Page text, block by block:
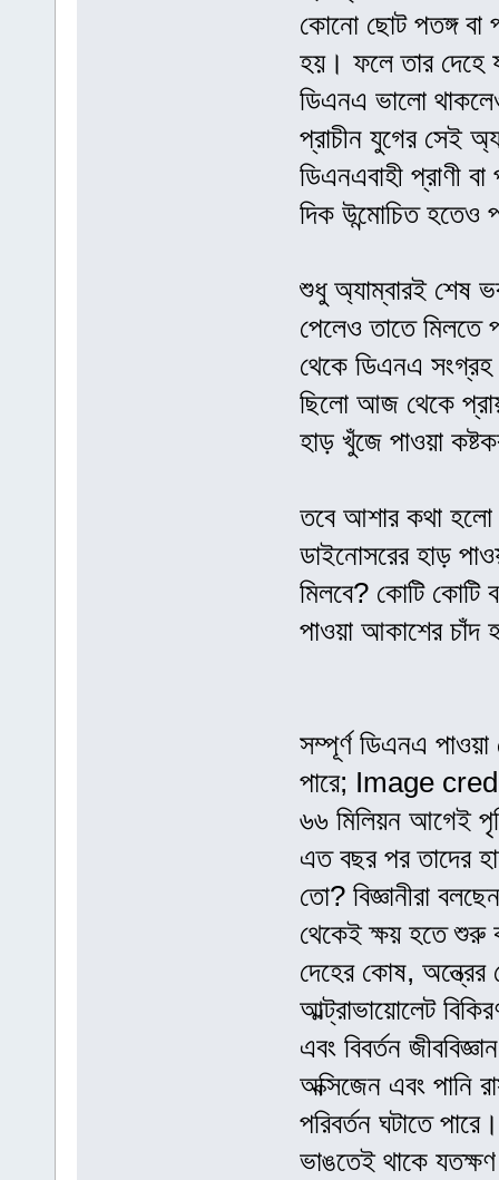
কোনো ছোট পতঙ্গ বা
হয়। ফলে তার দেহে
ডিএনএ ভালো
প্রাচীন যুগের সেই
ডিএনএবাহী প্রাণী
দিক উন্মোচিত হতেও
শুধু অ্যাম্বারই শেষ
পেলেও তাতে মিলতে
থেকে ডিএনএ
ছিলো আজ থেকে
হাড় খুঁজে পাওয়া
তবে আশার কথা হলো
ডাইনোসরের হাড়
মিলবে? কোটি
পাওয়া আকাশের চাঁদ
সম্পূর্ণ ডিএনএ
পারে; Image
৬৬ মিলিয়ন আগেই
এত বছর পর তাদের
তো? বিজ্ঞানীরা
থেকেই ক্ষয় হতে শুরু
দেহের কোষ,
আল্ট্রাভায়োলেট
এবং বিবর্তন
অক্সিজেন এবং পানি
পরিবর্তন ঘটাতে
ভাঙতেই থাকে